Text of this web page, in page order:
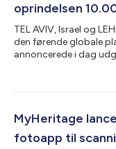
oprindelsen
TEL AVIV, Israel og
den førende globale
annoncerede i dag
i tiden, takket være
at spore deres
opdage de gamle
MyHeritage
fotoapp til